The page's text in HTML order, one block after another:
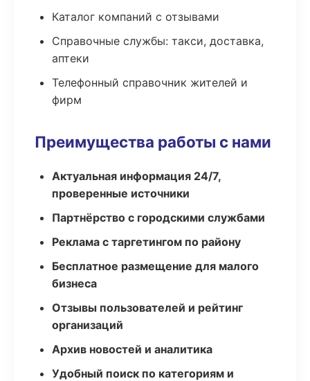
Каталог компаний с отзывами
Справочные службы: такси, доставка,
аптеки
Телефонный справочник жителей и
фирм
Преимущества работы с нами
Актуальная информация 24/7,
проверенные источники
Партнёрство с городскими службами
Реклама с таргетингом по району
Бесплатное размещение для малого
бизнеса
Отзывы пользователей и рейтинг
организаций
Архив новостей и аналитика
Удобный поиск по категориям и